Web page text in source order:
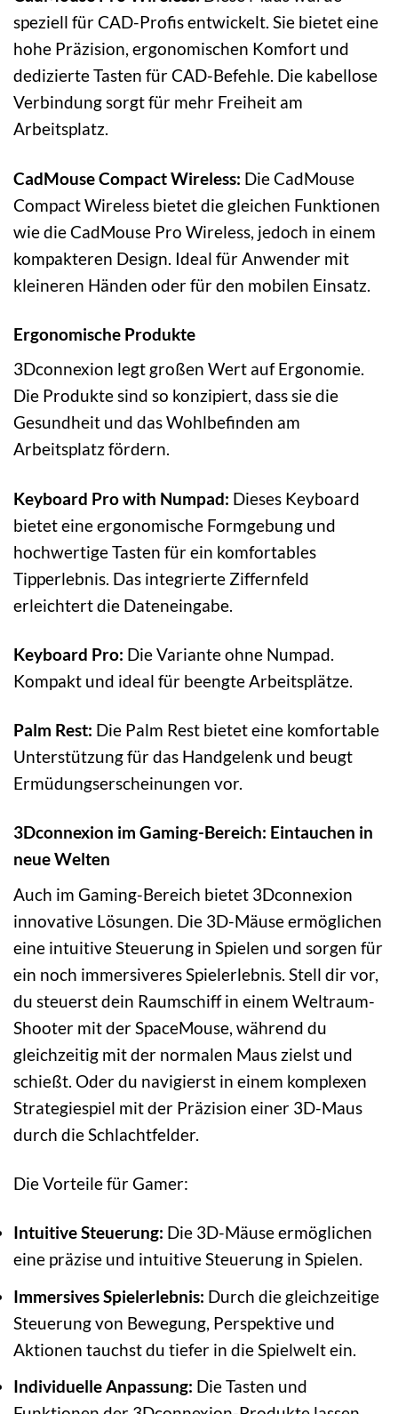
speziell für CAD-Profis entwickelt. Sie bietet eine
hohe Präzision, ergonomischen Komfort und
dedizierte Tasten für CAD-Befehle. Die kabellose
Verbindung sorgt für mehr Freiheit am
Arbeitsplatz.
CadMouse Compact Wireless: Die CadMouse
Compact Wireless bietet die gleichen Funktionen
wie die CadMouse Pro Wireless, jedoch in einem
kompakteren Design. Ideal für Anwender mit
kleineren Händen oder für den mobilen Einsatz.
Ergonomische Produkte
3Dconnexion legt großen Wert auf Ergonomie.
Die Produkte sind so konzipiert, dass sie die
Gesundheit und das Wohlbefinden am
Arbeitsplatz fördern.
Keyboard Pro with Numpad: Dieses Keyboard
bietet eine ergonomische Formgebung und
hochwertige Tasten für ein komfortables
Tipperlebnis. Das integrierte Ziffernfeld
erleichtert die Dateneingabe.
Keyboard Pro: Die Variante ohne Numpad.
Kompakt und ideal für beengte Arbeitsplätze.
Palm Rest: Die Palm Rest bietet eine komfortable
Unterstützung für das Handgelenk und beugt
Ermüdungserscheinungen vor.
3Dconnexion im Gaming-Bereich: Eintauchen in
neue Welten
Auch im Gaming-Bereich bietet 3Dconnexion
innovative Lösungen. Die 3D-Mäuse ermöglichen
eine intuitive Steuerung in Spielen und sorgen für
ein noch immersiveres Spielerlebnis. Stell dir vor,
du steuerst dein Raumschiff in einem Weltraum-
Shooter mit der SpaceMouse, während du
gleichzeitig mit der normalen Maus zielst und
schießt. Oder du navigierst in einem komplexen
Strategiespiel mit der Präzision einer 3D-Maus
durch die Schlachtfelder.
Die Vorteile für Gamer:
Intuitive Steuerung: Die 3D-Mäuse ermöglichen
eine präzise und intuitive Steuerung in Spielen.
Immersives Spielerlebnis: Durch die gleichzeitige
Steuerung von Bewegung, Perspektive und
Aktionen tauchst du tiefer in die Spielwelt ein.
Individuelle Anpassung: Die Tasten und